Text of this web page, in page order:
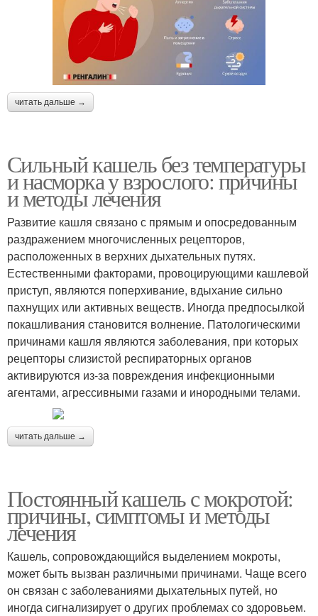
читать дальше →
Сильный кашель без температуры
и насморка у взрослого: причины
и методы лечения
Развитие кашля связано с прямым и опосредованным
раздражением многочисленных рецепторов,
расположенных в верхних дыхательных путях.
Естественными факторами, провоцирующими кашлевой
приступ, являются поперхивание, вдыхание сильно
пахнущих или активных веществ. Иногда предпосылкой
покашливания становится волнение. Патологическими
причинами кашля являются заболевания, при которых
рецепторы слизистой респираторных органов
активируются из-за повреждения инфекционными
агентами, агрессивными газами и инородными телами.
читать дальше →
Постоянный кашель с мокротой:
причины, симптомы и методы
лечения
Кашель, сопровождающийся выделением мокроты,
может быть вызван различными причинами. Чаще всего
он связан с заболеваниями дыхательных путей, но
иногда сигнализирует о других проблемах со здоровьем.